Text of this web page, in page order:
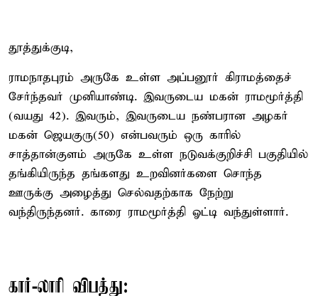
தூத்துக்குடி,
ராமநாதபுரம் அருகே உள்ள அப்பனூர் கிராமத்தைச்
சேர்ந்தவர் முனியாண்டி. இவருடைய மகன் ராமமூர்த்தி
(வயது 42). இவரும், இவருடைய நண்பரான அழகர்
மகன் ஜெயகுரு(50) என்பவரும் ஒரு காரில்
சாத்தான்குளம் அருகே உள்ள நடுவக்குறிச்சி பகுதியில்
தங்கியிருந்த தங்களது உறவினர்களை சொந்த
ஊருக்கு அழைத்து செல்வதற்காக நேற்று
வந்திருந்தனர். காரை ராமமூர்த்தி ஓட்டி வந்துள்ளார்.
கார்-லாரி விபத்து: